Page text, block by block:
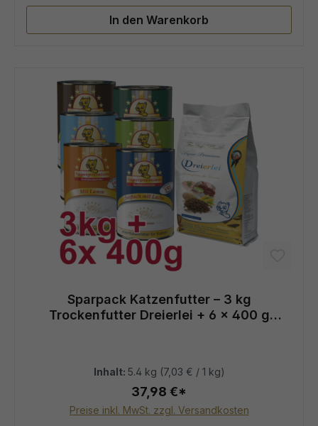
In den Warenkorb
Sparpack Katzenfutter – 3 kg
Trockenfutter Dreierlei + 6 × 400 g
Inhalt: 5.4 kg (7,03 € / 1 kg)
37,98 €*
Preise inkl. MwSt. zzgl. Versandkosten